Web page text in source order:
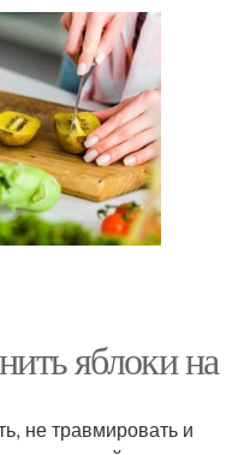
яблоки на
не травмировать и